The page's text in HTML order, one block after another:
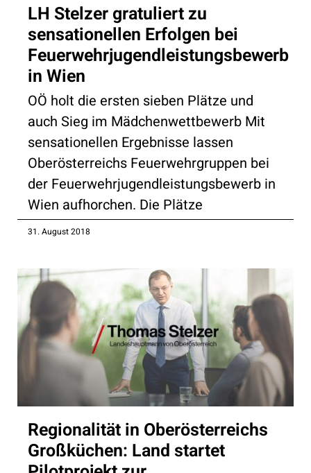
LH Stelzer gratuliert zu
sensationellen Erfolgen bei
Feuerwehrjugendleistungsbewerb
in Wien
OÖ holt die ersten sieben Plätze und
auch Sieg im Mädchenwettbewerb Mit
sensationellen Ergebnisse lassen
Oberösterreichs Feuerwehrgruppen bei
der Feuerwehrjugendleistungsbewerb in
Wien aufhorchen. Die Plätze
31. August 2018
Regionalität in Oberösterreichs
Großküchen: Land startet